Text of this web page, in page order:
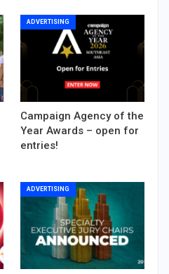
ADVERTISING
Campaign Agency of the
Year Awards – open for
entries!
ADVERTISING